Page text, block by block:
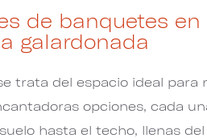
de banquetes
galardonada
trata del espacio ideal para
opciones, cada
hasta el techo, llenas